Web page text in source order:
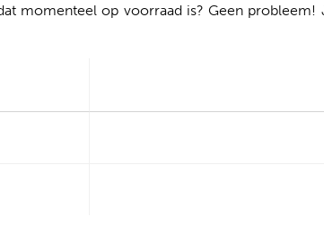
momenteel op voorraad is? Geen